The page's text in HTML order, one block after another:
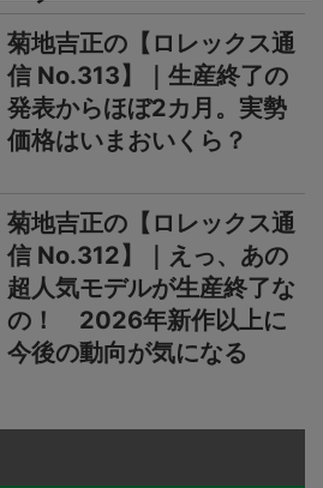
菊地吉正の【ロレックス通
信 No.313】｜生産終了の
発表からほぼ2カ月。実勢
価格はいまおいくら？
菊地吉正の【ロレックス通
信 No.312】｜えっ、あの
超人気モデルが生産終了な
の！ 2026年新作以上に
今後の動向が気になる